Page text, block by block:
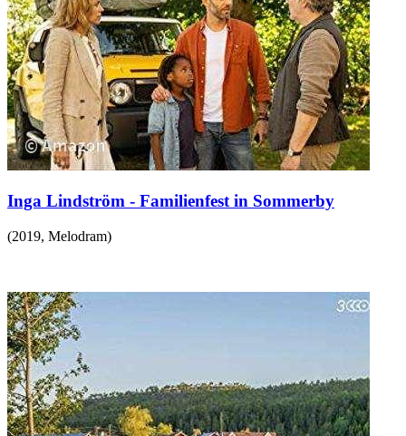
Inga Lindström - Familienfest in Sommerby
(2019, Melodram)